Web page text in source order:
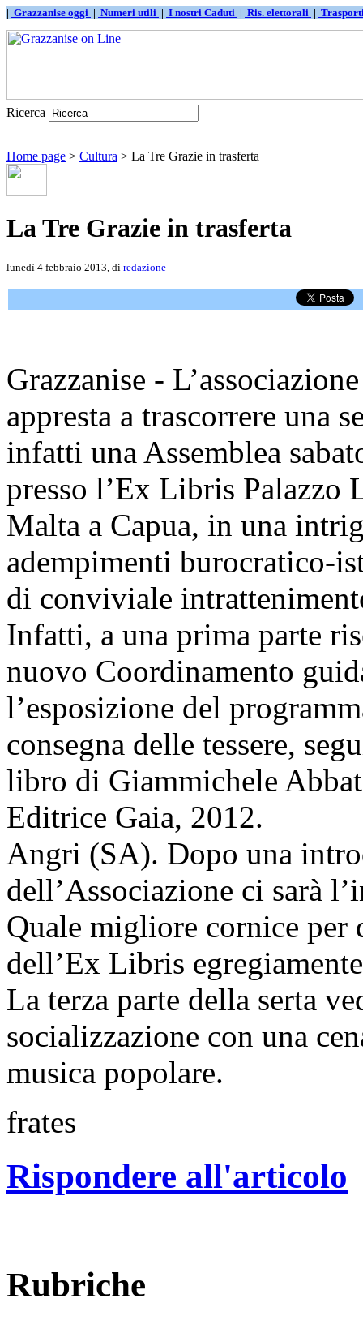
| Grazzanise oggi | Numeri utili | I nostri Caduti | Ris. elettorali |
Ricerca
Home page > Cultura > La Tre Grazie in trasferta
La Tre Grazie in trasferta
lunedì 4 febbraio 2013, di redazione
Grazzanise -
appresta a trascorrere una
infatti una Assemblea
presso l’Ex Libris Palazzo
Malta a Capua, in una
adempimenti burocratico-
di conviviale
Infatti, a una prima parte
nuovo Coordinamento
l’esposizione del
consegna delle tessere,
libro di Giammichele
Editrice Gaia, 2012.
Angri (SA). Dopo una
dell’Associazione ci sarà
Quale migliore cornice per
dell’Ex Libris
La terza parte della serta
socializzazione con una
musica popolare.
frates
Rispondere all'articolo
Rubriche